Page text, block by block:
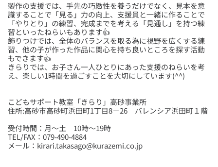
製作の支援では、手先の巧緻性を養うだけでなく、見本を意
識することで「見る」力の向上、支援員と一緒に作ることで
「やりとり」の練習、完成までを考える「見通し」を持つ練
習といったねらいもあります👍
飾りつけでは、全体のバランスを取る為に視野を広くする練
習、他の子が作った作品に関心を持ち良いところを探す活動
もできます👍
きらりでは、お子さん一人ひとりにあった支援のねらいを考
こどもサポート教室「きらり」高砂事業所
住所:高砂市高砂町浜田町1丁目8－26 バレンシア浜田町１階
受付時間：月～土 10時～19時
TEL/FAX：079-490-4884
メール：kirari.takasago@kurazemi.co.jp